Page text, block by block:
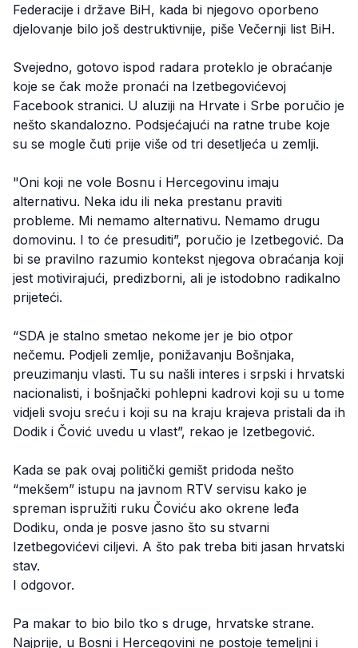
Federacije i države BiH, kada bi njegovo oporbeno
djelovanje bilo još destruktivnije, piše Večernji list BiH.
Svejedno, gotovo ispod radara proteklo je obraćanje
koje se čak može pronaći na Izetbegovićevoj
Facebook stranici. U aluziji na Hrvate i Srbe poručio je
nešto skandalozno. Podsjećajući na ratne trube koje
su se mogle čuti prije više od tri desetljeća u zemlji.
"Oni koji ne vole Bosnu i Hercegovinu imaju
alternativu. Neka idu ili neka prestanu praviti
probleme. Mi nemamo alternativu. Nemamo drugu
domovinu. I to će presuditi”, poručio je Izetbegović. Da
bi se pravilno razumio kontekst njegova obraćanja koji
jest motivirajući, predizborni, ali je istodobno radikalno
prijeteći.
“SDA je stalno smetao nekome jer je bio otpor
nečemu. Podjeli zemlje, ponižavanju Bošnjaka,
preuzimanju vlasti. Tu su našli interes i srpski i hrvatski
nacionalisti, i bošnjački pohlepni kadrovi koji su u tome
vidjeli svoju sreću i koji su na kraju krajeva pristali da ih
Dodik i Čović uvedu u vlast”, rekao je Izetbegović.
Kada se pak ovaj politički gemišt pridoda nešto
“mekšem” istupu na javnom RTV servisu kako je
spreman ispružiti ruku Čoviću ako okrene leđa
Dodiku, onda je posve jasno što su stvarni
Izetbegovićevi ciljevi. A što pak treba biti jasan hrvatski
stav.
I odgovor.
Pa makar to bio bilo tko s druge, hrvatske strane.
Najprije, u Bosni i Hercegovini ne postoje temeljni i